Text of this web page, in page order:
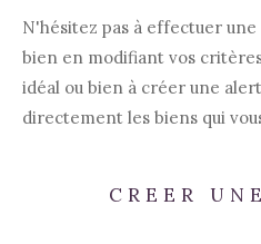
N'hésitez pas à effectuer
bien en modifiant vos
idéal ou bien à créer une
directement les biens qui
CREER